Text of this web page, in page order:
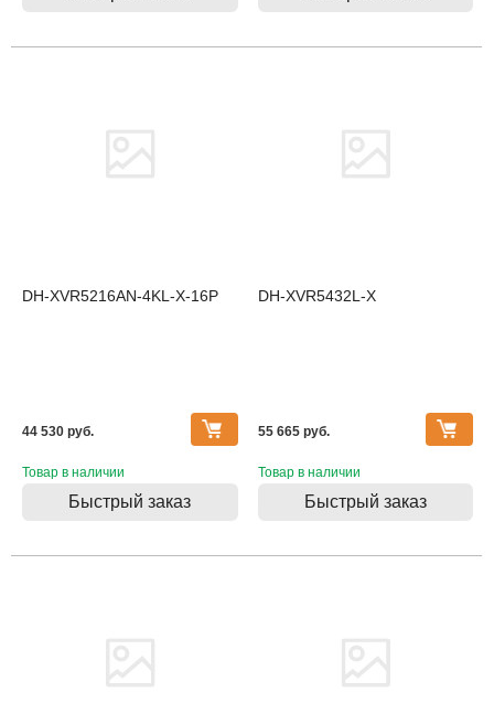
DH-XVR5216AN-4KL-X-16P
44 530 pуб.
Товар в наличии
Быстрый заказ
DH-XVR5432L-X
55 665 pуб.
Товар в наличии
Быстрый заказ